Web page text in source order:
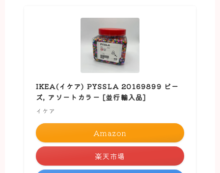
IKEA(イケア) PYSSLA 20169899 ビー
ズ, アソートカラー [並行輸入品]
イケア
Amazon
楽天市場